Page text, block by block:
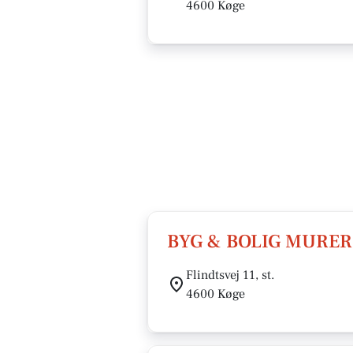
4600 Køge
BYG & BOLIG
Flindtsvej 11, st.
4600 Køge